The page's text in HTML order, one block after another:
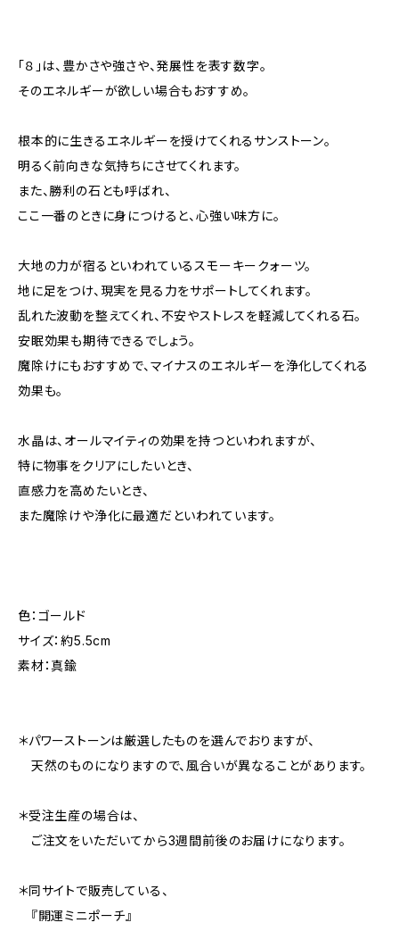
「８」は、豊かさや強さや、発展性を表す数字。
そのエネルギーが欲しい場合もおすすめ。
根本的に生きるエネルギーを授けてくれるサンストーン。
明るく前向きな気持ちにさせてくれます。
また、勝利の石とも呼ばれ、
ここ一番のときに身につけると、心強い味方に。
大地の力が宿るといわれているスモーキークォーツ。
地に足をつけ、現実を見る力をサポートしてくれます。
乱れた波動を整えてくれ、不安やストレスを軽減してくれる石。
安眠効果も期待できるでしょう。
魔除けにもおすすめで、マイナスのエネルギーを浄化してくれる
効果も。
水晶は、オールマイティの効果を持つといわれますが、
特に物事をクリアにしたいとき、
直感力を高めたいとき、
また魔除けや浄化に最適だといわれています。
色：ゴールド
サイズ：約5.5cm
素材：真鍮
＊パワーストーンは厳選したものを選んでおりますが、
天然のものになりますので、風合いが異なることがあります。
＊受注生産の場合は、
ご注文をいただいてから3週間前後のお届けになります。
＊同サイトで販売している、
『開運ミニポーチ』